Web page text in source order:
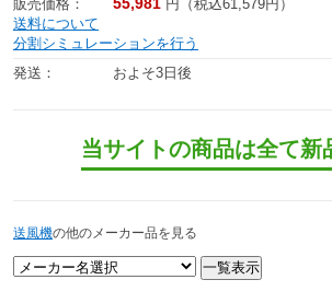
販売価格：
円（税込61,579円）
送料について
分割シミュレーションを行う
発送：
およそ3日後
当サイトの商品は全て新
送風機の他のメーカー品を見る